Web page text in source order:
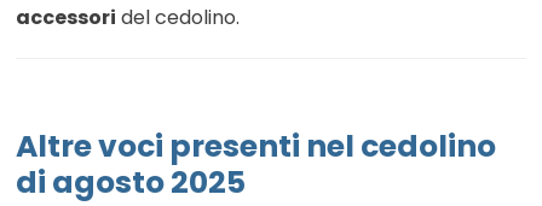
accessori del cedolino.
Altre voci presenti nel cedolino
di agosto 2025